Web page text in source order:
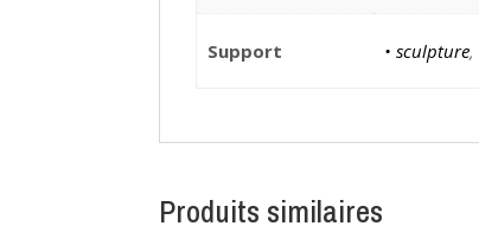
Support • sculpture,
Produits similaires